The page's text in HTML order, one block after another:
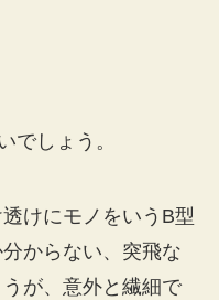
でしょう。
けにモノをいうB型
からない、突飛な
が、意外と繊細で